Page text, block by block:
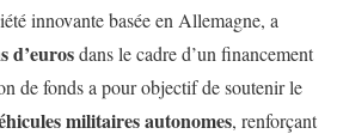
innovante basée en Allemagne, a
d’eurosdans le cadre d’un financement
de fonds a pour objectif de soutenir le
militaires autonomes, renforçant